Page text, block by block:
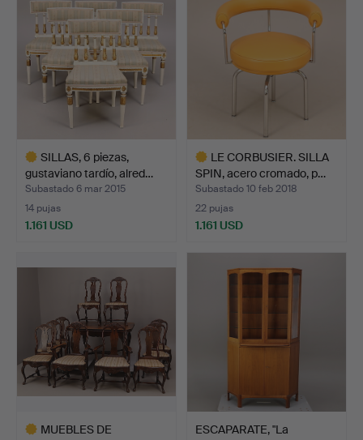
SILLAS, 6 piezas,
gustaviano tardío, alred…
Subastado 6 mar 2015
14 pujas
1.161 USD
seleccionado
LE CORBUSIER. SILLA
SPIN, acero cromado, p…
Subastado 10 feb 2018
22 pujas
1.161 USD
seleccionado
MUEBLES DE
ESCAPARATE, "La